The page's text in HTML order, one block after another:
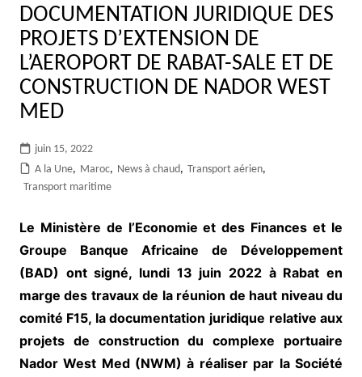
DOCUMENTATION JURIDIQUE DES
PROJETS D’EXTENSION DE
L’AEROPORT DE RABAT-SALE ET DE
CONSTRUCTION DE NADOR WEST
MED
juin 15, 2022
A la Une, Maroc, News à chaud, Transport aérien,
Transport maritime
Le Ministère de l’Economie et des Finances et le
Groupe Banque Africaine de Développement
(BAD) ont signé, lundi 13 juin 2022 à Rabat en
marge des travaux de la réunion de haut niveau du
comité F15, la documentation juridique relative aux
projets de construction du complexe portuaire
Nador West Med (NWM) à réaliser par la Société